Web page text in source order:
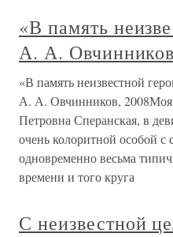
«В память
А. А. Овчинников
«В память неизвестной
А. А. Овчинников, 2008Моя
Петровна Сперанская, в
очень колоритной особой с
одновременно весьма
времени и того круга
С неизвестной